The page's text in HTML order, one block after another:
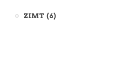
ZIMT (6)